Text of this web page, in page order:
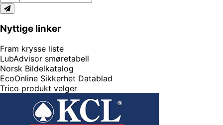
Nyttige linker
Fram krysse liste
LubAdvisor smøretabell
Norsk Bildelkatalog
EcoOnline Sikkerhet Datablad
Trico produkt velger